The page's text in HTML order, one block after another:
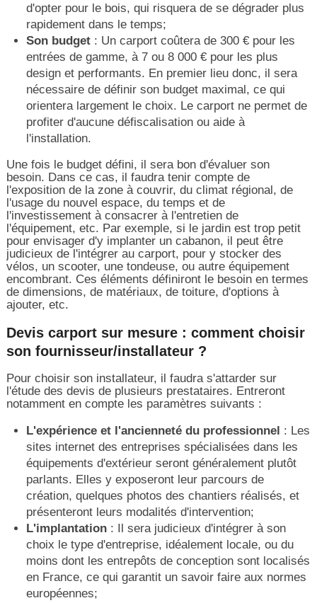
d'opter pour le bois, qui risquera de se dégrader plus
rapidement dans le temps;
Son budget: Un carport coûtera de 300 € pour les
entrées de gamme, à 7 ou 8 000 € pour les plus
design et performants. En premier lieu donc, il sera
nécessaire de définir son budget maximal, ce qui
orientera largement le choix. Le carport ne permet de
profiter d'aucune défiscalisation ou aide à
l'installation.
Une fois le budget défini, il sera bon d'évaluer son
besoin. Dans ce cas, il faudra tenir compte de
l'exposition de la zone à couvrir, du climat régional, de
l'usage du nouvel espace, du temps et de
l'investissement à consacrer à l'entretien de
l'équipement, etc. Par exemple, si le jardin est trop petit
pour envisager d'y implanter un cabanon, il peut être
judicieux de l'intégrer au carport, pour y stocker des
vélos, un scooter, une tondeuse, ou autre équipement
encombrant. Ces éléments définiront le besoin en termes
de dimensions, de matériaux, de toiture, d'options à
ajouter, etc.
Devis carport sur mesure : comment choisir
son fournisseur/installateur ?
Pour choisir son installateur, il faudra s'attarder sur
l'étude des devis de plusieurs prestataires. Entreront
notamment en compte les paramètres suivants :
L'expérience et l'ancienneté du professionnel : Les
sites internet des entreprises spécialisées dans les
équipements d'extérieur seront généralement plutôt
parlants. Elles y exposeront leur parcours de
création, quelques photos des chantiers réalisés, et
présenteront leurs modalités d'intervention;
L'implantation: Il sera judicieux d'intégrer à son
choix le type d'entreprise, idéalement locale, ou du
moins dont les entrepôts de conception sont localisés
en France, ce qui garantit un savoir faire aux normes
européennes;